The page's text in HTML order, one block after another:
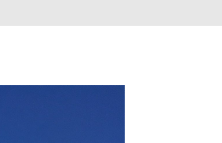
¿Será posible que una app que antes